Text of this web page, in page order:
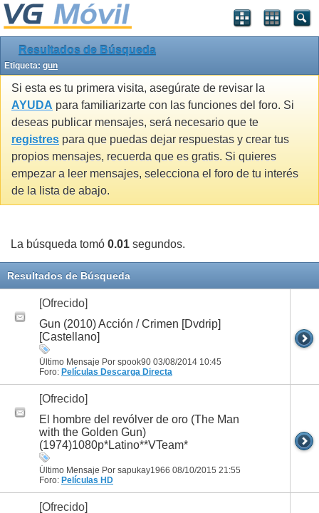
Resultados de Búsqueda
Etiqueta: gun
Si esta es tu primera visita, asegúrate de revisar la
AYUDA para familiarizarte con las funciones del foro. Si
deseas publicar mensajes, será necesario que te
registres para que puedas dejar respuestas y crear tus
propios mensajes, recuerda que es gratis. Si quieres
empezar a leer mensajes, selecciona el foro de tu interés
de la lista de abajo.
La búsqueda tomó 0.01 segundos.
Resultados de Búsqueda
[Ofrecido]
Gun (2010) Acción / Crimen [Dvdrip]
[Castellano]
Último Mensaje Por spook90 03/08/2014 10:45
Foro: Películas Descarga Directa
[Ofrecido]
El hombre del revólver de oro (The Man
with the Golden Gun)
(1974)1080p*Latino**VTeam*
Último Mensaje Por sapukay1966 08/10/2015 21:55
Foro: Películas HD
[Ofrecido]